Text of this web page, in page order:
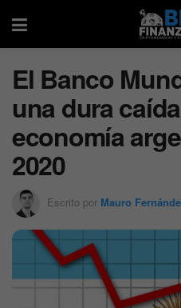
El Banco
una dura
economía
2020
Escrito por Mauro